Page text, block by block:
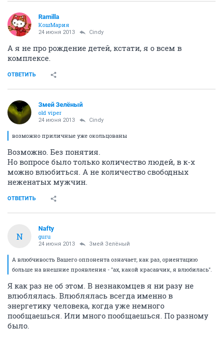
Ramilla
КошМария
24 июня 2013 Cindy
А я не про рождение детей, кстати, я о всем в
комплексе.
ОТВЕТИТЬ
Змей Зелёный
old viper
24 июня 2013 Cindy
возможно приличные уже окольцованы
Возможно. Без понятия.
Но вопросе было только количество людей, в к-х
можно влюбиться. А не количество свободных
неженатых мужчин.
ОТВЕТИТЬ
N
Nafty
guru
24 июня 2013 Змей Зелёный
А влюбчивость Вашего оппонента означает, как раз, ориентацию
больше на внешние проявления - "ах, какой красавчик, я влюбилась".
Я как раз не об этом. В незнакомцев я ни разу не
влюблялась. Влюблялась всегда именно в
энергетику человека, когда уже немного
пообщаешься. Или много пообщаешься. По разному
было.